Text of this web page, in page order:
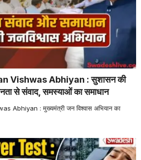
Vishwas Abhiyan : सुशासन की
से संवाद, समस्याओं का समाधान
Abhiyan : मुख्यमंत्री जन विश्वास अभियान का